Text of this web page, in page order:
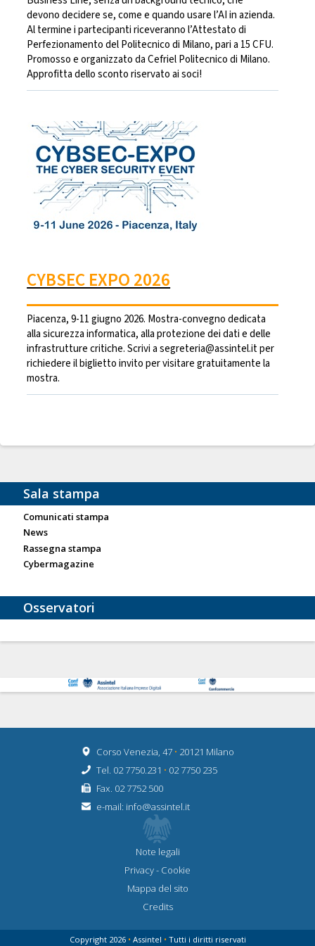
devono decidere se, come e quando usare l’AI in azienda.
Al termine i partecipanti riceveranno l’Attestato di
Perfezionamento del Politecnico di Milano, pari a 15 CFU.
Promosso e organizzato da Cefriel Politecnico di Milano.
Approfitta dello sconto riservato ai soci!
CYBSEC EXPO 2026
Piacenza, 9-11 giugno 2026. Mostra-convegno dedicata
alla sicurezza informatica, alla protezione dei dati e delle
infrastrutture critiche. Scrivi a segreteria@assintel.it per
richiedere il biglietto invito per visitare gratuitamente la
mostra.
Sala stampa
Comunicati stampa
News
Rassegna stampa
Cybermagazine
Osservatori
Corso Venezia, 47 • 20121 Milano
Tel. 02 7750.231 • 02 7750 235
Fax. 02 7752 500
e-mail: info@assintel.it
Note legali
Privacy- Cookie
Mappa del sito
Credits
Copyright 2026 •Assintel •Tutti i diritti riservati